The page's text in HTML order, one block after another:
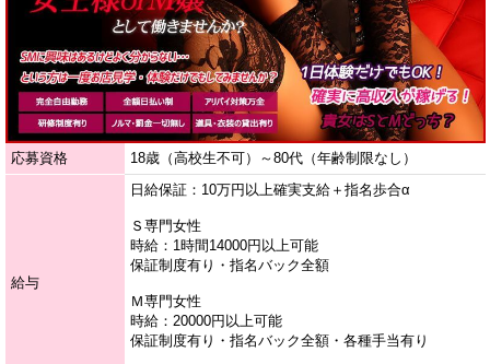
応募資格 18歳（高校生不可）～80代（年齢制限なし）
給与
日給保証：10万円以上確実支給＋指名歩合α
Ｓ専門女性
時給：1時間14000円以上可能
保証制度有り・指名バック全額
Ｍ専門女性
時給：20000円以上可能
保証制度有り・指名バック全額・各種手当有り